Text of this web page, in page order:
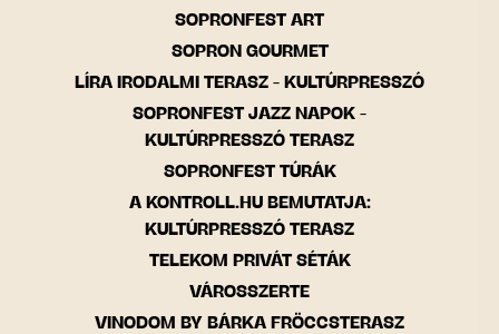
SOPRONFEST ART
SOPRON GOURMET
LÍRA IRODALMI TERASZ - KULTÚRPRESSZÓ
SOPRONFEST JAZZ NAPOK -
KULTÚRPRESSZÓ TERASZ
SOPRONFEST TÚRÁK
A KONTROLL.HU BEMUTATJA:
KULTÚRPRESSZÓ TERASZ
TELEKOM PRIVÁT SÉTÁK
VÁROSSZERTE
VINODOM BY BÁRKA FRÖCCSTERASZ